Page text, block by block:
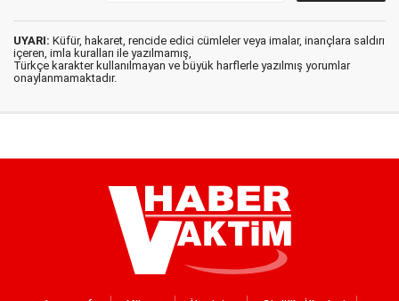
UYARI: Küfür, hakaret, rencide edici cümleler veya imalar, inançlara saldırı
içeren, imla kuralları ile yazılmamış,
Türkçe karakter kullanılmayan ve büyük harflerle yazılmış yorumlar
onaylanmamaktadır.